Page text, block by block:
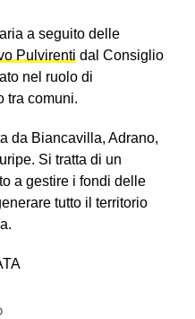
a seguito delle
Pulvirenti dal Consiglio
nel ruolo di
tra comuni.
da Biancavilla, Adrano,
Si tratta di un
a gestire i fondi delle
tutto il territorio